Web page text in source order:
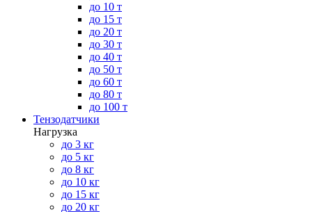
до 10 т
до 15 т
до 20 т
до 30 т
до 40 т
до 50 т
до 60 т
до 80 т
до 100 т
Тензодатчики
Нагрузка
до 3 кг
до 5 кг
до 8 кг
до 10 кг
до 15 кг
до 20 кг